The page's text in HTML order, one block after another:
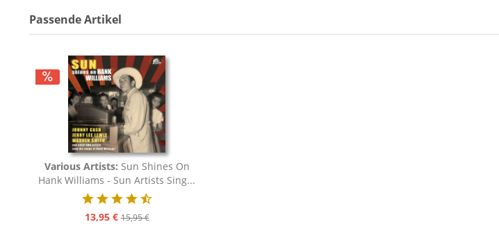
Passende Artikel
Various Artists: Sun Shines On
Hank Williams - Sun Artists Sing...
13,95 € 15,95 €